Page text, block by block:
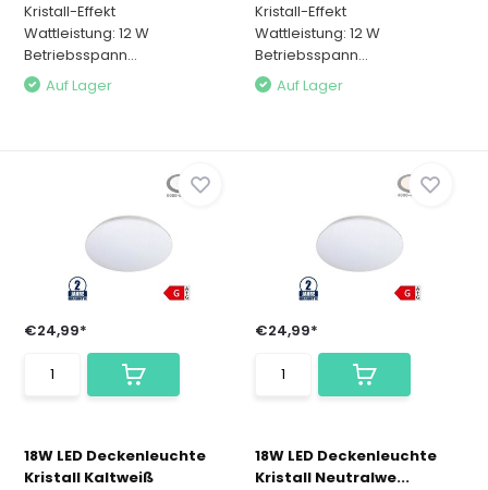
Kristall-Effekt
Wattleistung: 12 W
Betriebsspann...
Auf Lager
Kristall-Effekt
Wattleistung: 12 W
Betriebsspann...
Auf Lager
€24,99*
18W LED Deckenleuchte
Kristall Kaltweiß
€24,99*
18W LED Deckenleuchte
Kristall Neutralwe...